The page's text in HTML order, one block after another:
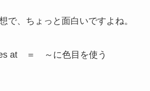
で、ちょっと面白いですよね。
at ＝ ～に色目を使う